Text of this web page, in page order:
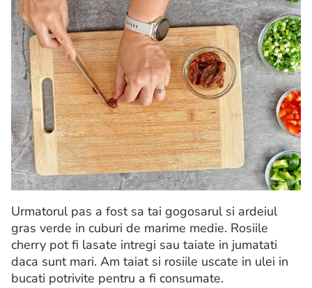
Urmatorul pas a fost sa tai gogosarul si ardeiul
gras verde in cuburi de marime medie. Rosiile
cherry pot fi lasate intregi sau taiate in jumatati
daca sunt mari. Am taiat si rosiile uscate in ulei in
bucati potrivite pentru a fi consumate.